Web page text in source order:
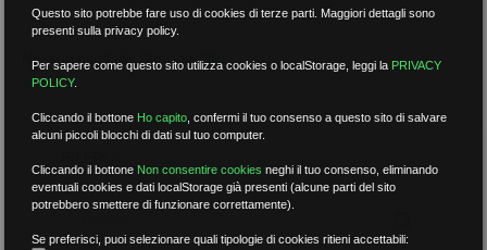
Nessun risultato.Rimuovi filtri
Questo sito potrebbe fare uso di cookies di terze parti. Maggiori dettagli sono
presenti sulla privacy policy.
Per sapere come questo sito utilizza cookies o localStorage, leggi la PRIVACY
POLICY.
Cliccando il bottone Ho capito ,confermi il tuo consenso a questo sito di salvare
alcuni piccoli blocchi di dati sul tuo computer.
Cliccando il bottone Non consentire cookies neghi il tuo consenso, eliminando
eventuali cookies e dati localStorage già presenti (alcune parti del sito
potrebbero smettere di funzionare correttamente).
Se preferisci, puoi selezionare quali tipologie di cookies ritieni accettabili: